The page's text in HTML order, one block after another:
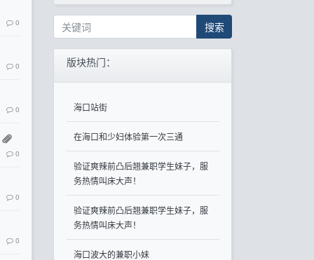
0
0
0
0
0
0
搜索
版块热门：
海口站街
在海口和少妇体验第一次三通
验证爽辣前凸后翘兼职学生妹子，服
务热情叫床大声！
验证爽辣前凸后翘兼职学生妹子，服
务热情叫床大声！
海口波大的兼职小妹